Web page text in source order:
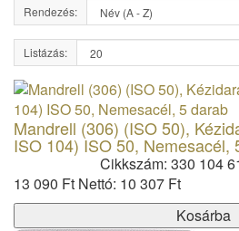
Rendezés:
Listázás:
Mandrell (306) (ISO 50),
ISO 104) ISO 50, Nemesacél,
Cikkszám: 330 104
13 090 Ft Nettó: 10 307 Ft
Kosárba